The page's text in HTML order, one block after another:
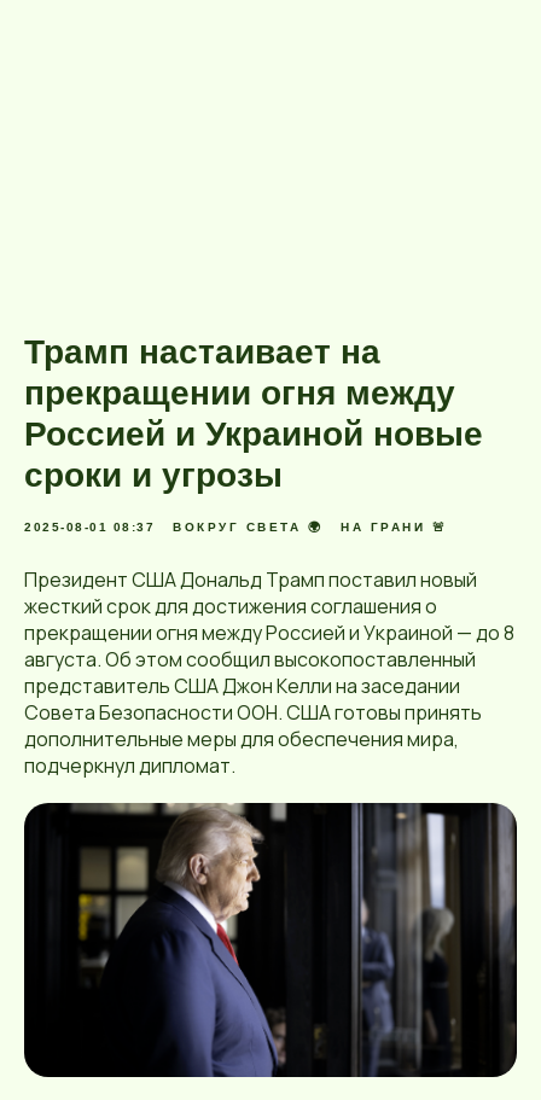
Трамп настаивает на
прекращении огня между
Россией и Украиной новые
сроки и угрозы
2025-08-01 08:37 ВОКРУГ СВЕТА 🌍 НА ГРАНИ 🚨
Президент США Дональд Трамп поставил новый
жесткий срок для достижения соглашения о
прекращении огня между Россией и Украиной — до 8
августа. Об этом сообщил высокопоставленный
представитель США Джон Келли на заседании
Совета Безопасности ООН. США готовы принять
дополнительные меры для обеспечения мира,
подчеркнул дипломат.